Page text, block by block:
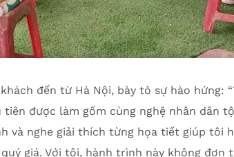
đến từ Hà Nội, bày tỏ sự hào hứng:
tiên được làm gốm cùng nghệ nhân dân
và nghe giải thích từng họa tiết giúp tôi
giá. Với tôi, hành trình này không đơn